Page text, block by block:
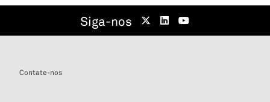
Siga-nos
Contate-nos